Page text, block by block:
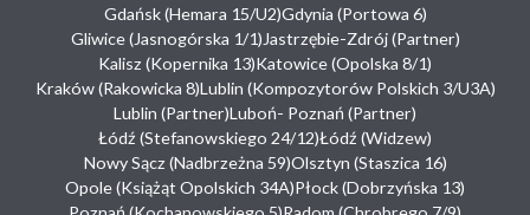
Gdańsk (Hemara 15/U2)Gdynia (Portowa 6)
Gliwice (Jasnogórska 1/1) Jastrzębie-Zdrój (Partner)
Kalisz (Kopernika 13)Katowice (Opolska 8/1)
Kraków (Rakowicka 8)Lublin (Kompozytorów Polskich 3/U3A)
Lublin (Partner)Luboń- Poznań (Partner)
Łódź (Stefanowskiego 24/12)Łódź (Widzew)
Nowy Sącz (Nadbrzeżna 59)Olsztyn (Staszica 16)
Opole (Książąt Opolskich 34A)Płock (Dobrzyńska 13)